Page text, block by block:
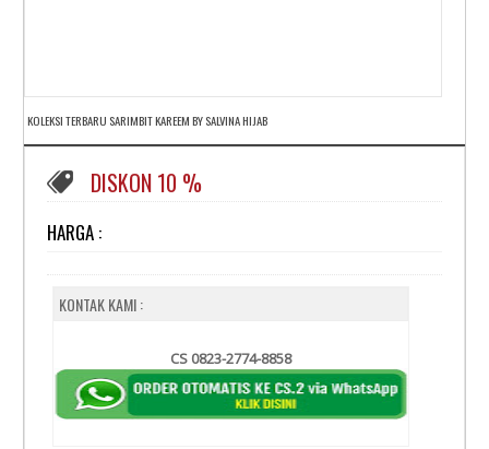
KOLEKSI TERBARU SARIMBIT KAREEM BY SALVINA HIJAB
DISKON 10 %
HARGA :
KONTAK KAMI :
CS 0823-2774-8858